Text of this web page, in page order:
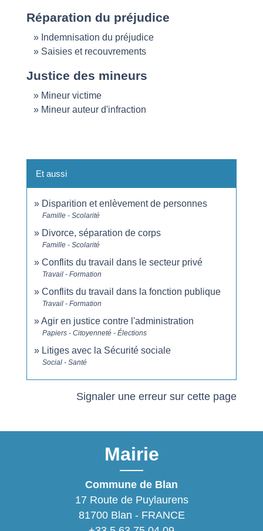
Réparation du préjudice
Indemnisation du préjudice
Saisies et recouvrements
Justice des mineurs
Mineur victime
Mineur auteur d'infraction
Et aussi
Disparition et enlèvement de personnes
Famille - Scolarité
Divorce, séparation de corps
Famille - Scolarité
Conflits du travail dans le secteur privé
Travail - Formation
Conflits du travail dans la fonction publique
Travail - Formation
Agir en justice contre l'administration
Papiers - Citoyenneté - Élections
Litiges avec la Sécurité sociale
Social - Santé
Signaler une erreur sur cette page
Mairie
Commune de Blan
17 Route de Puylaurens
81700 Blan - FRANCE